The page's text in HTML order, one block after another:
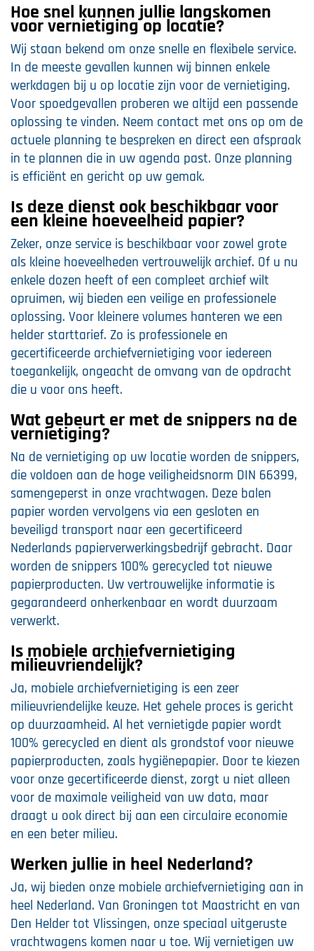
Hoe snel kunnen jullie langskomen
voor vernietiging op locatie?
Wij staan bekend om onze snelle en flexibele service.
In de meeste gevallen kunnen wij binnen enkele
werkdagen bij u op locatie zijn voor de vernietiging.
Voor spoedgevallen proberen we altijd een passende
oplossing te vinden. Neem contact met ons op om de
actuele planning te bespreken en direct een afspraak
in te plannen die in uw agenda past. Onze planning
is efficiënt en gericht op uw gemak.
Is deze dienst ook beschikbaar voor
een kleine hoeveelheid papier?
Zeker, onze service is beschikbaar voor zowel grote
als kleine hoeveelheden vertrouwelijk archief. Of u nu
enkele dozen heeft of een compleet archief wilt
opruimen, wij bieden een veilige en professionele
oplossing. Voor kleinere volumes hanteren we een
helder starttarief. Zo is professionele en
gecertificeerde archiefvernietiging voor iedereen
toegankelijk, ongeacht de omvang van de opdracht
die u voor ons heeft.
Wat gebeurt er met de snippers na de
vernietiging?
Na de vernietiging op uw locatie worden de snippers,
die voldoen aan de hoge veiligheidsnorm DIN 66399,
samengeperst in onze vrachtwagen. Deze balen
papier worden vervolgens via een gesloten en
beveiligd transport naar een gecertificeerd
Nederlands papierverwerkingsbedrijf gebracht. Daar
worden de snippers 100% gerecycled tot nieuwe
papierproducten. Uw vertrouwelijke informatie is
gegarandeerd onherkenbaar en wordt duurzaam
verwerkt.
Is mobiele archiefvernietiging
milieuvriendelijk?
Ja, mobiele archiefvernietiging is een zeer
milieuvriendelijke keuze. Het gehele proces is gericht
op duurzaamheid. Al het vernietigde papier wordt
100% gerecycled en dient als grondstof voor nieuwe
papierproducten, zoals hygiënepapier. Door te kiezen
voor onze gecertificeerde dienst, zorgt u niet alleen
voor de maximale veiligheid van uw data, maar
draagt u ook direct bij aan een circulaire economie
en een beter milieu.
Werken jullie in heel Nederland?
Ja, wij bieden onze mobiele archiefvernietiging aan in
heel Nederland. Van Groningen tot Maastricht en van
Den Helder tot Vlissingen, onze speciaal uitgeruste
vrachtwagens komen naar u toe. Wij vernietigen uw